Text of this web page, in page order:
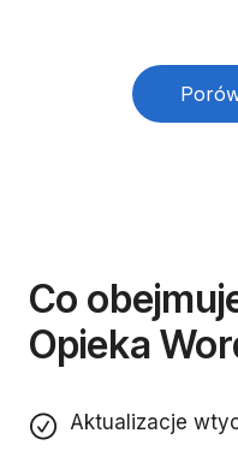
Co
Opieka
Aktualizacje